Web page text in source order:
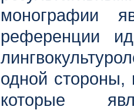
монографии
референции
одной стороны,
которые